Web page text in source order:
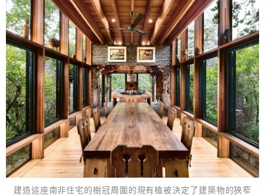
建造這座南非住宅的樹冠周圍的現有植被決定了建築物的狹窄